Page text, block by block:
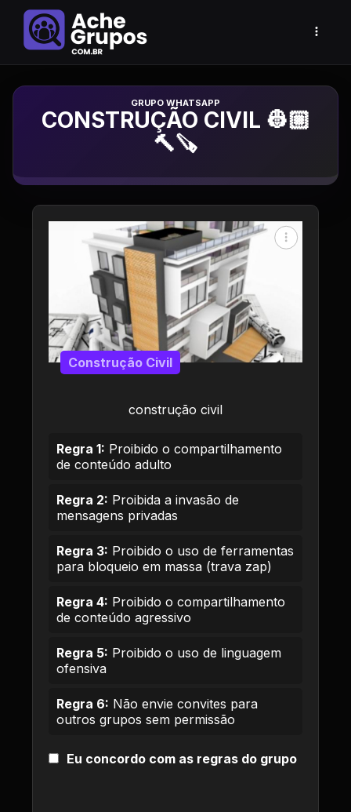
Grupo de Whatsapp
CONSTRUÇÃO CIVIL 👷🏼
🔨🪚
construção civil
Construção Civil
Regra 1: Proibido o compartilhamento
de conteúdo adulto
Regra 2: Proibida a invasão de
mensagens privadas
Regra 3: Proibido o uso de ferramentas
para bloqueio em massa (trava zap)
Regra 4: Proibido o compartilhamento
de conteúdo agressivo
Regra 5: Proibido o uso de linguagem
ofensiva
Regra 6: Não envie convites para
outros grupos sem permissão
Eu concordo com as regras do grupo